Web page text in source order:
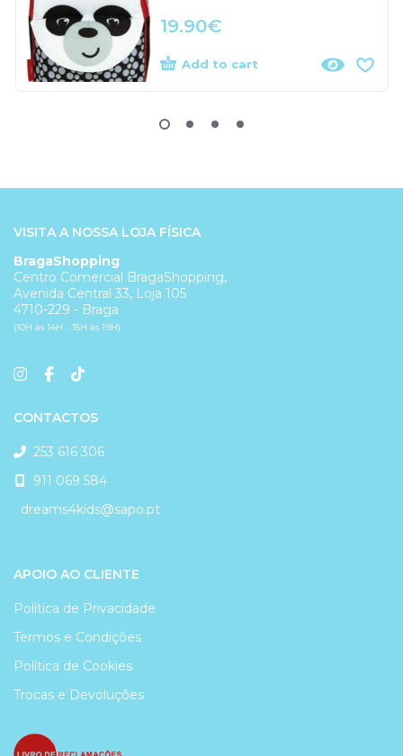
19.90€
Add to cart
VISITA A NOSSA LOJA FÍSICA
BragaShopping
Centro Comercial BragaShopping,
Avenida Central 33, Loja 105
4710-229 - Braga
(10H às 14H - 15H às 19H)
CONTACTOS
253 616 306
911 069 584
dreams4kids@sapo.pt
APOIO AO CLIENTE
Política de Privacidade
Termos e Condições
Política de Cookies
Trocas e Devoluções